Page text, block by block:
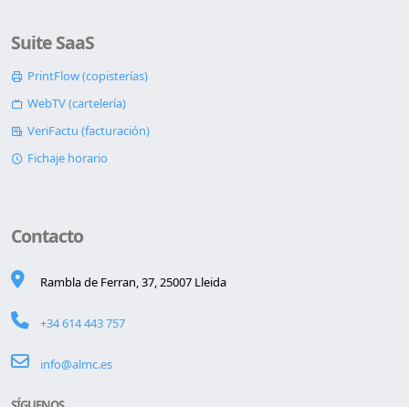
Suite SaaS
PrintFlow (copisterías)
WebTV (cartelería)
VeriFactu (facturación)
Fichaje horario
Contacto
Rambla de Ferran, 37, 25007 Lleida
+34 614 443 757
info@almc.es